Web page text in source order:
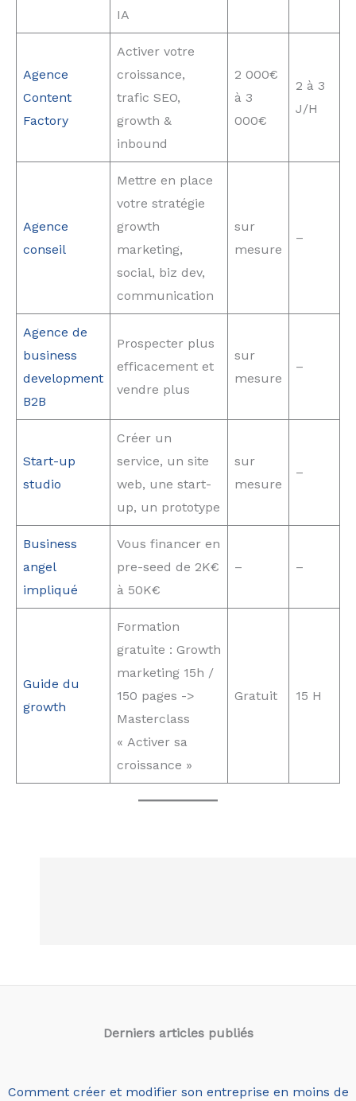
IA
Agence
Content
Factory
Activer votre
croissance,
trafic SEO,
growth &
inbound
2 000€
à 3
000€
2 à 3
J/H
Agence
conseil
Mettre en place
votre stratégie
growth
marketing,
social, biz dev,
communication
sur
mesure
–
Agence de
business
development
B2B
Prospecter plus
efficacement et
vendre plus
sur
mesure
–
Start-up
studio
Créer un
service, un site
web, une start-
up, un prototype
sur
mesure
–
Business
angel
impliqué
Vous financer en
pre-seed de 2K€
à 50K€
– –
Guide du
growth
Formation
gratuite : Growth
marketing 15h /
150 pages ->
Masterclass
« Activer sa
croissance »
Gratuit 15 H
Derniers articles publiés
Comment créer et modifier son entreprise en moins de